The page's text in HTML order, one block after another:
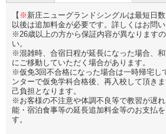
【 ※ 新庄ニューグランドシングルは最短日
以後は追加料金が必要です。詳しくはお問い
※26歳以上の方から保証内容が異なります
い。
※混雑時、合宿日程が延長になった場合、和
にご移動していただく場合があります。
※仮免3回不合格になった場合は一時帰宅し
ンターで仮免学科合格後、再入校して頂き
己負担となります。
※お客様の不注意や体調不良等で教習が遅
能・宿泊食事等の延長追加料金等のお支払
す。